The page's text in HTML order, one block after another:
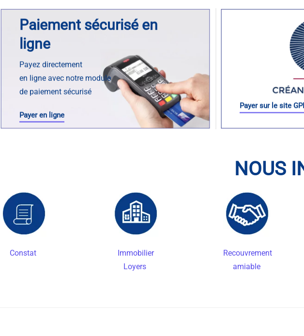
Paiement sécurisé en
ligne
Payez directement
en ligne avec notre module
de paiement sécurisé
Payer en ligne
Payer sur le site
NOUS
Constat
Immobilier
Loyers
Recouvrement
amiable